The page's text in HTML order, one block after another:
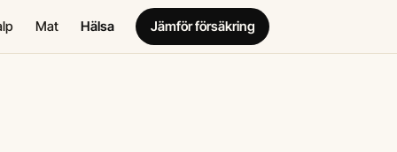
Mat Hälsa Jämför försäkring